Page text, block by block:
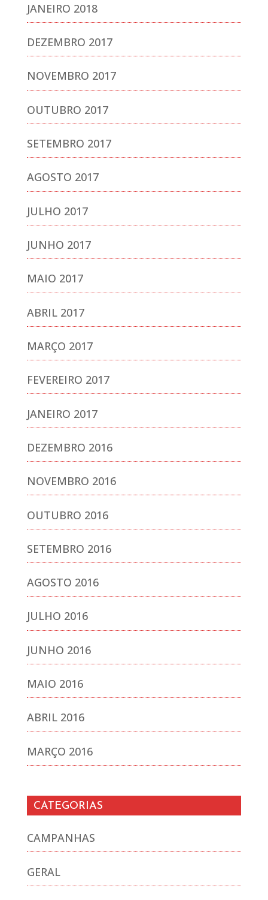
JANEIRO 2018
DEZEMBRO 2017
NOVEMBRO 2017
OUTUBRO 2017
SETEMBRO 2017
AGOSTO 2017
JULHO 2017
JUNHO 2017
MAIO 2017
ABRIL 2017
MARÇO 2017
FEVEREIRO 2017
JANEIRO 2017
DEZEMBRO 2016
NOVEMBRO 2016
OUTUBRO 2016
SETEMBRO 2016
AGOSTO 2016
JULHO 2016
JUNHO 2016
MAIO 2016
ABRIL 2016
MARÇO 2016
CATEGORIAS
CAMPANHAS
GERAL